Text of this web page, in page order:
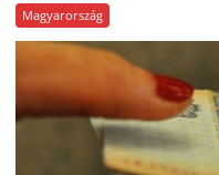
Magyarország